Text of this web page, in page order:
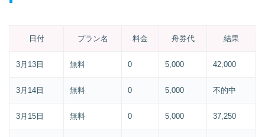
日付 プラン名 料金 舟券代 結果
3月13日 無料 0 5,000 42,000
3月14日 無料 0 5,000 不的中
3月15日 無料 0 5,000 37,250